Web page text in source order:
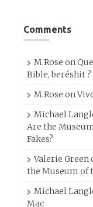
Comments
M.Rose on
Bible, beréshit ?
M.Rose on
Michael
Are the
Fakes?
Valerie Green
the Museum of
Michael
Mac